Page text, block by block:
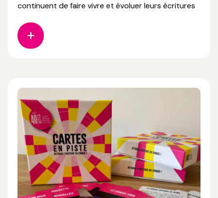
continuent de faire vivre et évoluer leurs écritures
soutien à la création. 🏆 𝗣𝗿𝗶𝘅 𝗦𝗔𝗖𝗗 𝗖𝗶𝗿𝗾𝘂𝗲
𝟮𝟬𝟮𝟲 Jörg Müller (6e promotion du CNAC) reçoit
le Prix SACD